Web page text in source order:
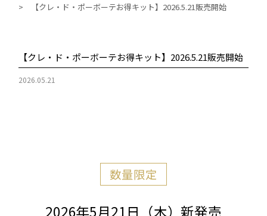
【クレ・ド・ポーボーテお得キット】2026.5.21販売開始
【クレ・ド・ポーボーテお得キット】2026.5.21販売開始
2026.05.21
数量限定
2026年5月21日（木）新発売